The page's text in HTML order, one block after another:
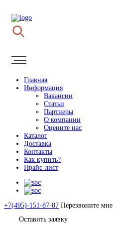
Главная
Информация
Вакансии
Статьи
Партнеры
О компании
Оцените нас
Каталог
Доставка
Контакты
Как купить?
Прайс-лист
+7(495)-151-87-87 Перезвоните мне
Оставить заявку